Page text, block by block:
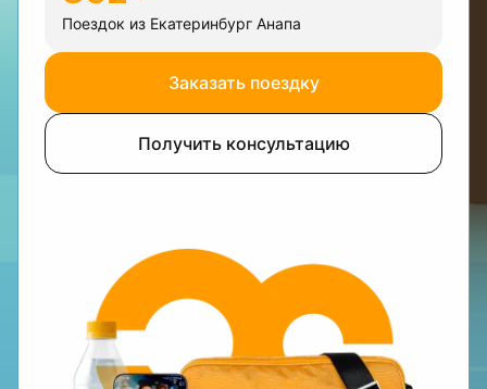
Поездок из Екатеринбург Анапа
Заказать поездку
Получить консультацию